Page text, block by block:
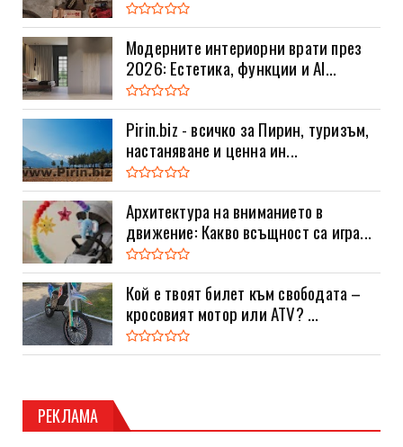
Модерните интериорни врати през
2026: Естетика, функции и AI...
Pirin.biz - всичко за Пирин, туризъм,
настаняване и ценна ин...
Архитектура на вниманието в
движение: Какво всъщност са игра...
Кой е твоят билет към свободата –
кросовият мотор или ATV? ...
РЕКЛАМА